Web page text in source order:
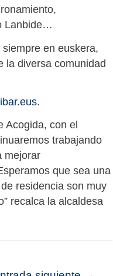
Lanbide…
en euskera,
la diversa comunidad
.
Acogida, con el
trabajando
mejorar
que sea una
residencia son muy
” recalca la alcaldesa